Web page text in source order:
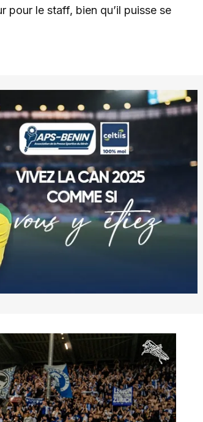
pour le staff, bien qu’il puisse se